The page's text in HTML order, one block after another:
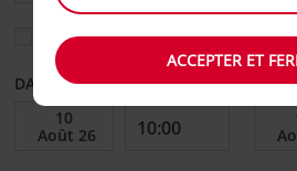
Sélectionnez une autre agence
DATE DE DÉBUT DATE
ACCEPTER ET